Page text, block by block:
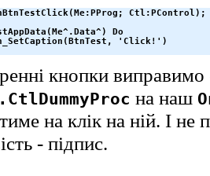
Ctl:PControl);
Do
'Click!')
кнопки
на наш
на клік на ній. І
- підпис.